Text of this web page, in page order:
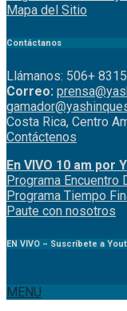
Mapa del Sitio
Contáctanos
Llámanos: 506+
Correo:
Costa Rica, Centro
Contáctenos
En VIVO 10 am por
Programa Encuentro
Programa Tiempo
Paute con nosotros
EN VIVO – Suscríbete a
MENU